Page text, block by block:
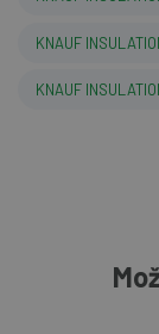
KNAUF
KNAUF